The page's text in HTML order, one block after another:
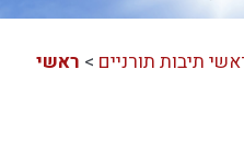
תיבות תורניים > ראשי